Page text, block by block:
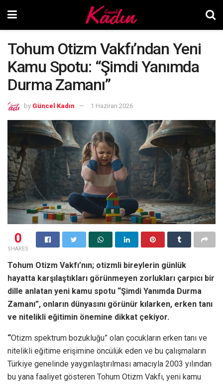
Tohum Otizm Vakfı’ndan Yeni
Kamu Spotu: “Şimdi Yanımda
Durma Zamanı”
by Güncel Kadın 1 Haziran 2026
0
SHARES
Tohum Otizm Vakfı’nın; otizmli bireylerin günlük
hayatta karşılaştıkları görünmeyen zorlukları çarpıcı bir
dille anlatan yeni kamu spotu “Şimdi Yanımda Durma
Zamanı”, onların dünyasını görünür kılarken, erken tanı
ve nitelikli eğitimin önemine dikkat çekiyor.
“Otizm spektrum bozukluğu” olan çocukların erken tanı ve
nitelikli eğitime erişimine öncülük eden ve bu çalışmaların
Türkiye genelinde yaygınlaştırılması amacıyla 2003 yılından
bu yana faaliyet gösteren Tohum Otizm Vakfı, yeni kamu